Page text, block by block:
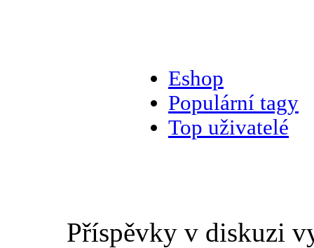
Eshop
Populární tagy
Top uživatelé
Příspěvky v diskuzi